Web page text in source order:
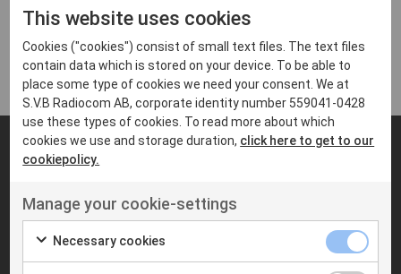
Datablad - Motorola ST7500
1 MB,PDF
Liknande produkter
This website uses cookies
Cookies ("cookies") consist of small text files. The text files
contain data which is stored on your device. To be able to
place some type of cookies we need your consent. We at
S.V.B Radiocom AB, corporate identity number 559041-0428
use these types of cookies. To read more about which
cookies we use and storage duration, click here to get to our
cookiepolicy.
Manage your cookie-settings
Necessary cookies